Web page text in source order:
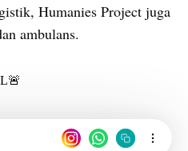
Humanies Project juga
ambulans.
X post embed